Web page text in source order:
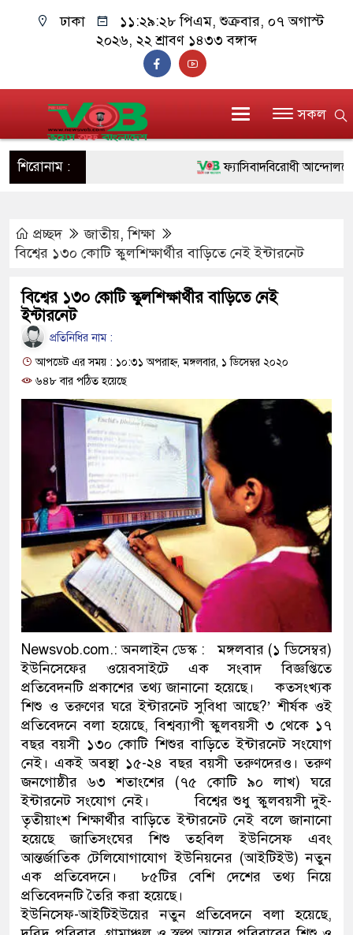
ঢাকা ১১:২৯:২৯ পিএম, শুক্রবার, ০৭ অগাস্ট ২০২৬,
২২ শ্রাবণ ১৪৩৩ বঙ্গাব্দ
সকল
শিরোনাম : ফ্যাসিবাদবিরোধী আন্দোলনে
উদ্ধার
প্রধানমন্ত্রী
মিরপুর মডেল থানার অভিযানে
মাদক কারবারি গ্রেফতার
২৮ লাখ টাকার জাল নোটসহ
থানা পুলিশ
যেকোনো সময় বেনজীরের
নেতৃত্ব ও গণতন্ত্রের মূর্তমান
যে ভাবে ডেভিড ইমনের কাছে
‘আজহার খান’
অবৈধ বিদেশি পিস্তল,
জড়িত কিশোর গ্যাংয়ের চার শিশু আটক
ডাকাতির প্রস্তুতিকালে দুইজনকে
থানা পুলিশ
প্রচ্ছদ জাতীয়,শিক্ষা
বিশ্বের ১৩০ কোটি স্কুলশিক্ষার্থীর বাড়িতে নেই ইন্টারনেট
বিশ্বের ১৩০ কোটি স্কুলশিক্ষার্থীর বাড়িতে নেই
ইন্টারনেট
প্রতিনিধির নাম :
আপডেট এর সময় : ১০:৩১ অপরাহ্ন, মঙ্গলবার, ১ ডিসেম্বর ২০২০
৬৪৮ বার পঠিত হয়েছে
Newsvob.com.: অনলাইন ডেস্ক : মঙ্গলবার (১ ডিসেম্বর)
ইউনিসেফের ওয়েবসাইটে এক সংবাদ বিজ্ঞপ্তিতে
প্রতিবেদনটি প্রকাশের তথ্য জানানো হয়েছে। কতসংখ্যক
শিশু ও তরুণের ঘরে ইন্টারনেট সুবিধা আছে?’ শীর্ষক ওই
প্রতিবেদনে বলা হয়েছে, বিশ্বব্যাপী স্কুলবয়সী ৩ থেকে ১৭
বছর বয়সী ১৩০ কোটি শিশুর বাড়িতে ইন্টারনেট সংযোগ
নেই। একই অবস্থা ১৫-২৪ বছর বয়সী তরুণদেরও। তরুণ
জনগোষ্ঠীর ৬৩ শতাংশের (৭৫ কোটি ৯০ লাখ) ঘরে
ইন্টারনেট সংযোগ নেই। বিশ্বের শুধু স্কুলবয়সী দুই-
তৃতীয়াংশ শিক্ষার্থীর বাড়িতে ইন্টারনেট নেই বলে জানানো
হয়েছে জাতিসংঘের শিশু তহবিল ইউনিসেফ এবং
আন্তর্জাতিক টেলিযোগাযোগ ইউনিয়নের (আইটিইউ) নতুন
এক প্রতিবেদনে। ৮৫টির বেশি দেশের তথ্য নিয়ে
প্রতিবেদনটি তৈরি করা হয়েছে।
ইউনিসেফ-আইটিইউয়ের নতুন প্রতিবেদনে বলা হয়েছে,